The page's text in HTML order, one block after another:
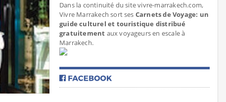
Dans la continuité du site vivre-marrakech.com,
Vivre Marrakech sort ses Carnets de Voyage: un
guide culturel et touristique distribué
gratuitement aux voyageurs en escale à
Marrakech.